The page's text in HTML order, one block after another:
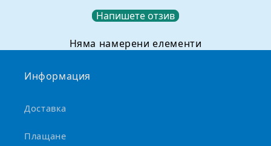
м
Напишете отзив
Няма намерени елементи
Информация
Доставка
Плащане